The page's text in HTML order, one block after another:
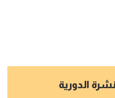
الدورية